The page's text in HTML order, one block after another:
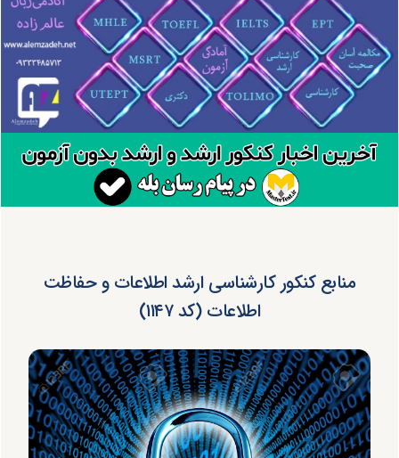
منابع کنکور کارشناسی ارشد اطلاعات و حفاظت
اطلاعات (کد ۱۱۴۷)